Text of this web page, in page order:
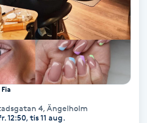
4, Ängelholm
12:50, tis 11 aug.